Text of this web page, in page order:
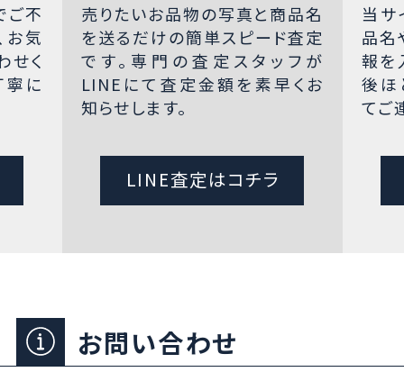
ご不
お気
せく
寧に
売りたいお品物の写真と商品名
を送るだけの簡単スピード査定
です。専門の査定スタッフが
LINEにて査定金額を素早くお
知らせします。
LINE査定はコチラ
当サ
品名
報を
後ほ
てご
お問い合わせ